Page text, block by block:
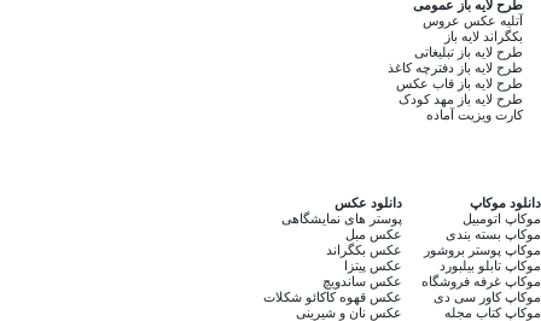
طرح لایه باز عمومی
آتلیه عکس عروس
بکگراند لایه باز
طرح لایه باز تبلیغاتی
طرح لایه باز دفترچه کاغذ
طرح لایه باز قاب عکس
طرح لایه باز مهد کودک
کارت ویزیت آماده
دانلود موکاپ
موکاپ اتومبیل
موکاپ بسته بندی
موکاپ پوستر بروشور
موکاپ تابلو بیلبورد
موکاپ غرفه فروشگاه
موکاپ کاور سی دی
موکاپ کتاب مجله
دانلود عکس
پوستر های نمایشگاهی
عکس مبل
عکس بکگراند
عکس پیتزا
عکس ساندویچ
عکس قهوه کاکائو شکلات
عکس نان و شیرینی